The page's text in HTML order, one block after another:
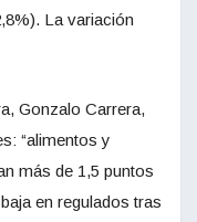
La variación
Gonzalo Carrera,
“alimentos y
más de 1,5 puntos
en regulados tras